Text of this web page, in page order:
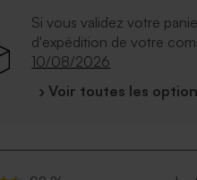
Si vous validez votre
d'expédition de votre
10/08/2026
› Voir toutes les